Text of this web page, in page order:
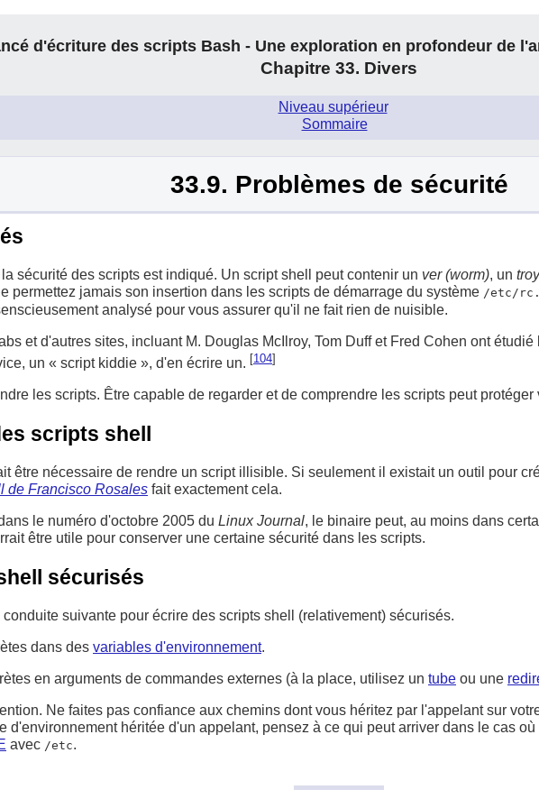
d'écriture des scripts Bash - Une exploration en profondeur de
Chapitre 33. Divers
Niveau supérieur.
Sommaire
33.9. Problèmes de sécurité
sécurité des scripts est indiqué. Un script shell peut contenir un ver (worm), un
permettez jamais son insertion dans les scripts de démarrage du système /etc/
analysé pour vous assurer qu'il ne fait rien de nuisible.
et d'autres sites, incluant M. Douglas McIlroy, Tom Duff et Fred Cohen ont
un « script kiddie », d'en écrire un. [104]
les scripts. Être capable de regarder et de comprendre les scripts peut
scripts shell
être nécessaire de rendre un script illisible. Si seulement il existait un outil pour
de Francisco Rosales fait exactement cela.
le numéro d'octobre 2005 du Linux Journal, le binaire peut, au moins dans
être utile pour conserver une certaine sécurité dans les scripts.
sécurisés
suivante pour écrire des scripts shell (relativement) sécurisés.
dans des variables d'environnement.
en arguments de commandes externes (à la place, utilisez un tube ou une
Ne faites pas confiance aux chemins dont vous héritez par l'appelant sur
d'environnement héritée d'un appelant, pensez à ce qui peut arriver dans le cas
avec /etc.